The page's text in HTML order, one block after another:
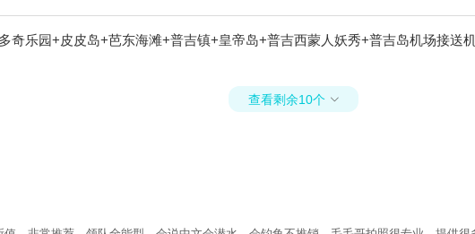
奇乐园+皮皮岛+芭东海滩+普吉镇+皇帝岛+普吉西蒙人妖秀+普吉岛机场接
查看剩余10个 